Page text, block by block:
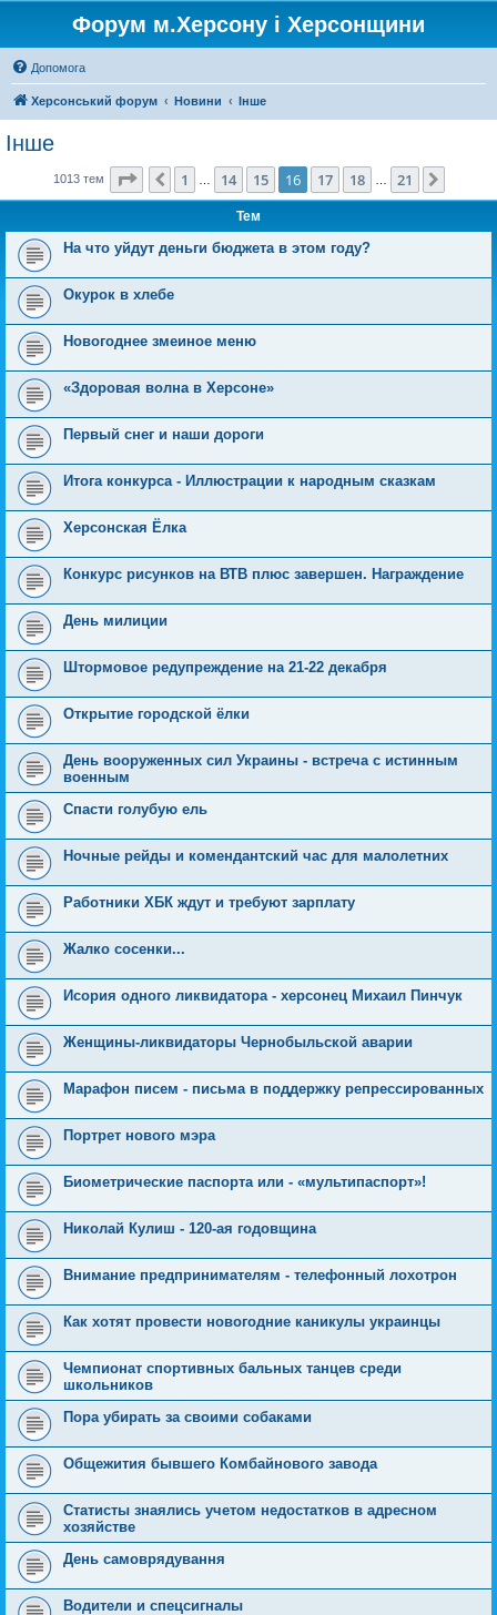
Форум м.Херсону і Херсонщини
Допомога
Херсонський форум Новини Інше
Інше
1013 тем Сторінка16 з21
Поперед.
1 14 15 16 17 18 21
Тем
На что уйдут деньги бюджета в этом году?
Окурок в хлебе
Новогоднее змеиное меню
«Здоровая волна в Херсоне»
Первый снег и наши дороги
Итога конкурса - Иллюстрации к народным сказкам
Херсонская Ёлка
Конкурс рисунков на ВТВ плюс завершен. Награждение
День милиции
Штормовое редупреждение на 21-22 декабря
Открытие городской ёлки
День вооруженных сил Украины - встреча с истинным
военным
Спасти голубую ель
Ночные рейды и комендантский час для малолетних
Работники ХБК ждут и требуют зарплату
Жалко сосенки...
Исория одного ликвидатора - херсонец Михаил Пинчук
Женщины-ликвидаторы Чернобыльской аварии
Марафон писем - письма в поддержку репрессированных
Портрет нового мэра
Биометрические паспорта или - «мультипаспорт»!
Николай Кулиш - 120-ая годовщина
Внимание предпринимателям - телефонный лохотрон
Как хотят провести новогодние каникулы украинцы
Чемпионат спортивных бальных танцев среди
школьников
Пора убирать за своими собаками
Общежития бывшего Комбайнового завода
Статисты знаялись учетом недостатков в адресном
хозяйстве
День самоврядування
Водители и спецсигналы